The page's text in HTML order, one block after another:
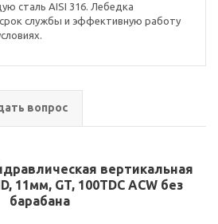
сталь AISI 316. Лебедка
службы и эффективную работу
вопрос
вертикальная
11мм, GT, 100TDC ACW без
барабана